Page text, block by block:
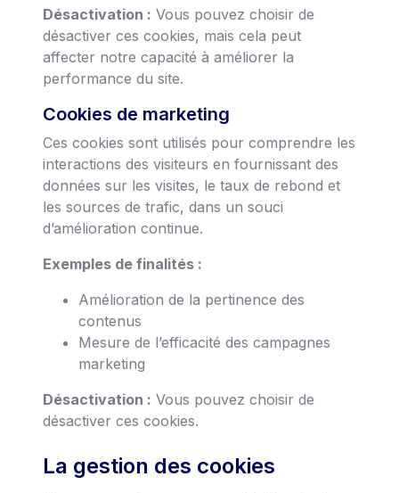
Désactivation : Vous pouvez choisir de
désactiver ces cookies, mais cela peut
affecter notre capacité à améliorer la
performance du site.
Cookies de marketing
Ces cookies sont utilisés pour comprendre les
interactions des visiteurs en fournissant des
données sur les visites, le taux de rebond et
les sources de trafic, dans un souci
d’amélioration continue.
Exemples de finalités :
Amélioration de la pertinence des
contenus
Mesure de l’efficacité des campagnes
marketing
Désactivation : Vous pouvez choisir de
désactiver ces cookies.
La gestion des cookies